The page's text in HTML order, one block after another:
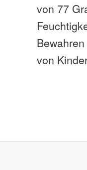
von 77
von